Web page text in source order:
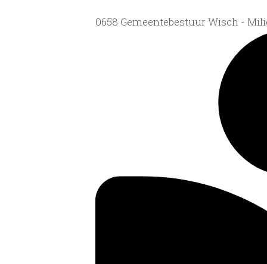
0658 Gemeentebestuur Wisch -